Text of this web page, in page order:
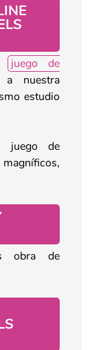
juego de
nuestra
estudio
juego de
obra de